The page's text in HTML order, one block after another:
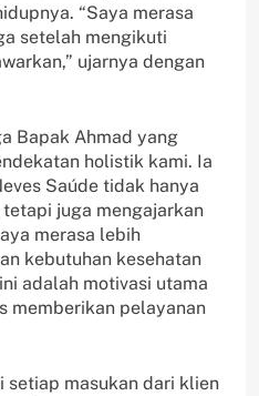
“Saya merasa
setelah mengikuti
ujarnya dengan
Bapak Ahmad yang
holistik kami. Ia
Saúde tidak hanya
juga mengajarkan
merasa lebih
kebutuhan kesehatan
adalah motivasi utama
memberikan pelayanan
setiap masukan dari klien